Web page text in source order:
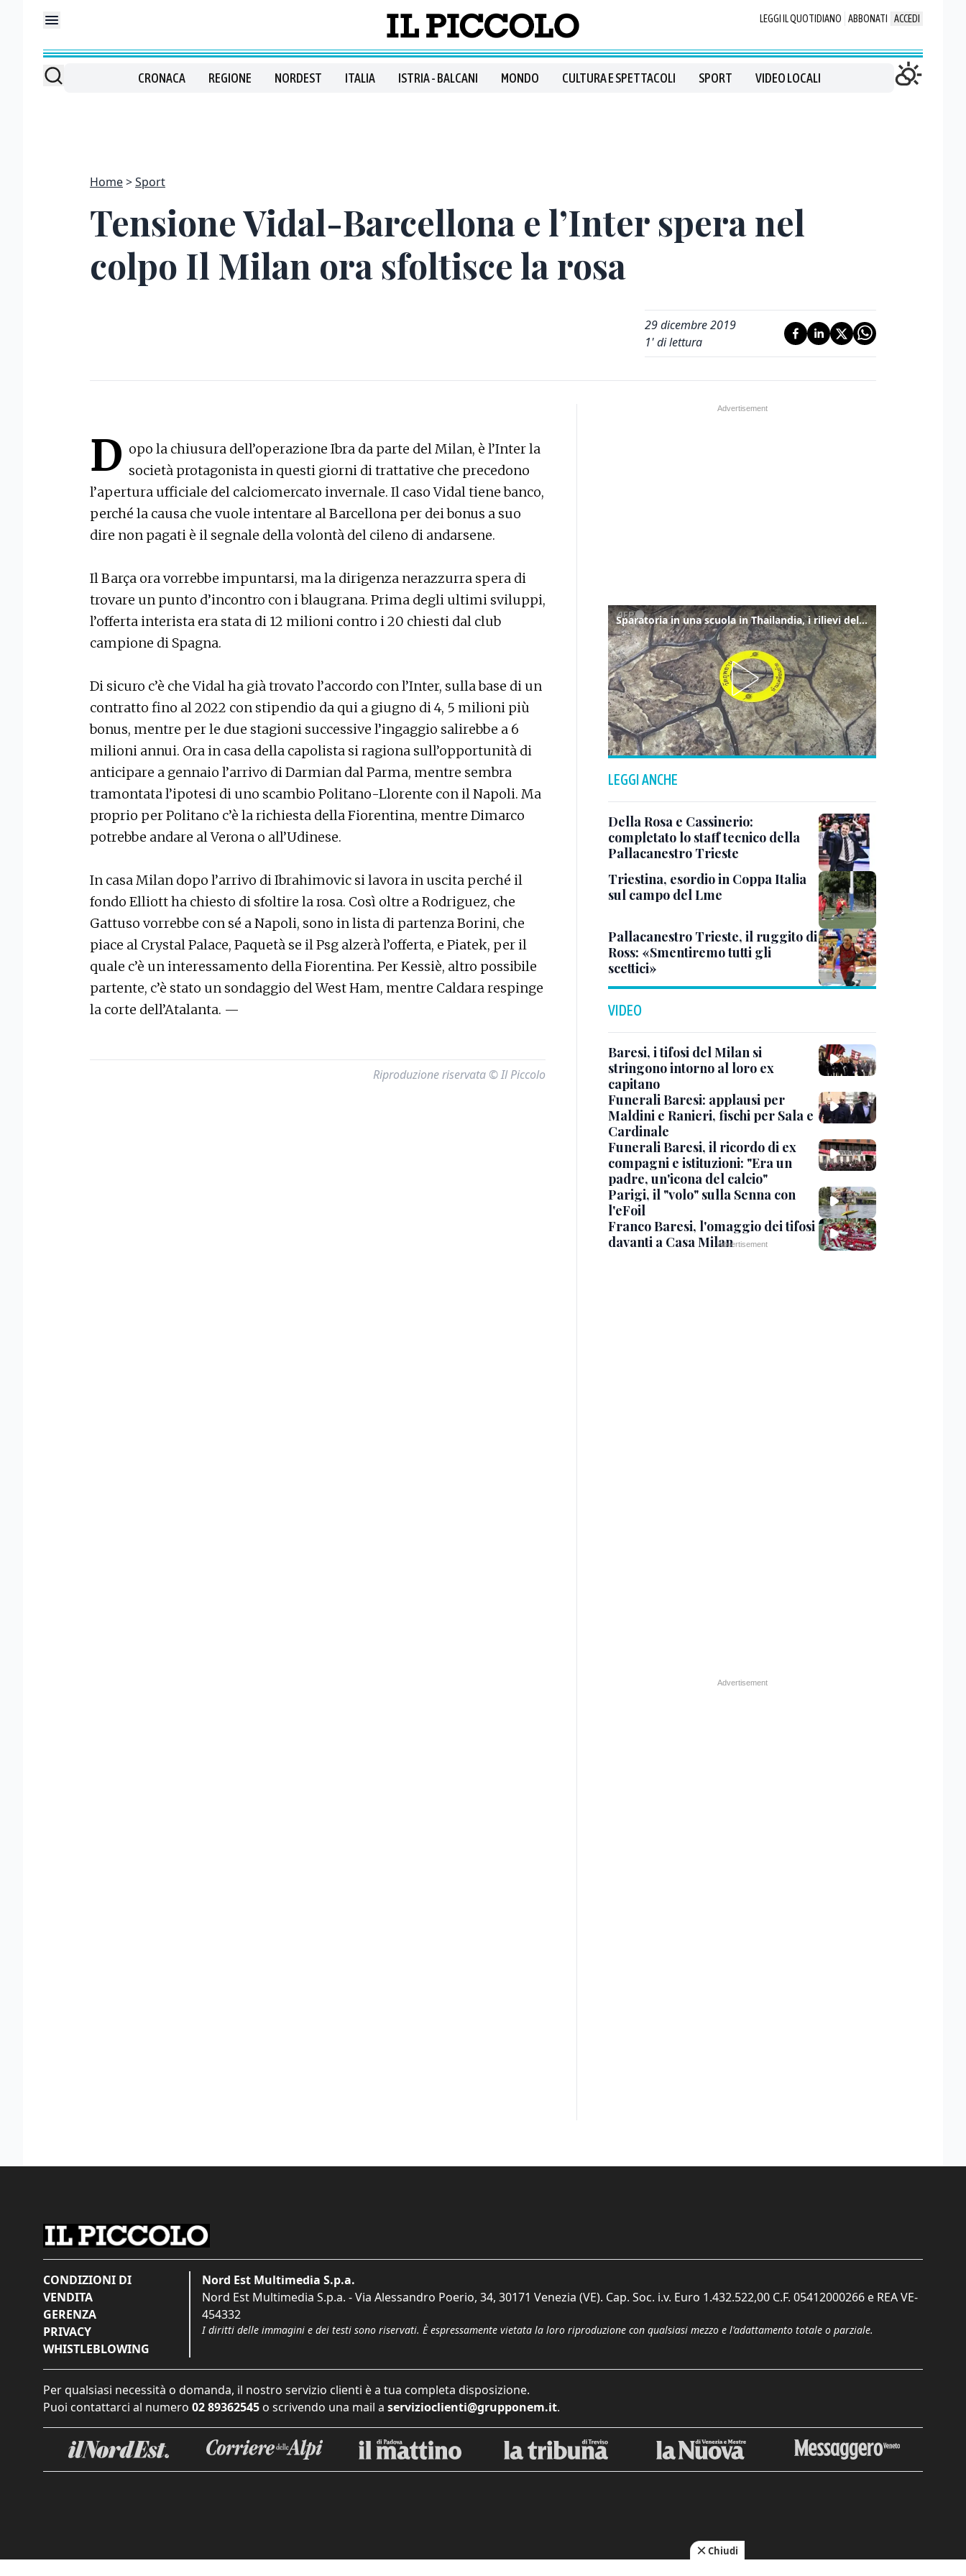
LEGGI IL QUOTIDIANO ABBONATI ACCEDI
CRONACA REGIONE NORDEST ITALIA ISTRIA - BALCANI MONDO CULTURA E SPETTACOLI SPORT VIDEO LOCALI
Home Sport
Tensione Vidal-Barcellona e l’Inter spera nel
colpo Il Milan ora sfoltisce la rosa
29 dicembre 2019
1' di lettura
D opo la chiusura dell’operazione Ibra da parte del Milan, è l’Inter la
società protagonista in questi giorni di trattative che precedono
l’apertura ufficiale del calciomercato invernale. Il caso Vidal tiene banco,
perché la causa che vuole intentare al Barcellona per dei bonus a suo
dire non pagati è il segnale della volontà del cileno di andarsene.
Il Barça ora vorrebbe impuntarsi, ma la dirigenza nerazzurra spera di
trovare un punto d’incontro con i blaugrana. Prima degli ultimi sviluppi,
l’offerta interista era stata di 12 milioni contro i 20 chiesti dal club
campione di Spagna.
Di sicuro c’è che Vidal ha già trovato l’accordo con l’Inter, sulla base di un
contratto fino al 2022 con stipendio da qui a giugno di 4, 5 milioni più
bonus, mentre per le due stagioni successive l’ingaggio salirebbe a 6
milioni annui. Ora in casa della capolista si ragiona sull’opportunità di
anticipare a gennaio l’arrivo di Darmian dal Parma, mentre sembra
tramontata l’ipotesi di uno scambio Politano-Llorente con il Napoli. Ma
proprio per Politano c’è la richiesta della Fiorentina, mentre Dimarco
potrebbe andare al Verona o all’Udinese.
In casa Milan dopo l’arrivo di Ibrahimovic si lavora in uscita perché il
fondo Elliott ha chiesto di sfoltire la rosa. Così oltre a Rodriguez, che
Gattuso vorrebbe con sé a Napoli, sono in lista di partenza Borini, che
piace al Crystal Palace, Paquetà se il Psg alzerà l’offerta, e Piatek, per il
quale c’è un interessamento della Fiorentina. Per Kessiè, altro possibile
partente, c’è stato un sondaggio del West Ham, mentre Caldara respinge
la corte dell’Atalanta. —
Riproduzione riservata © Il Piccolo
Sparatoria in una scuola in Thailandia, i rilievi della polizia
LEGGI ANCHE
Della Rosa e Cassinerio:
completato lo staff tecnico della
Pallacanestro Trieste
Triestina, esordio in Coppa Italia
sul campo del Lme
Pallacanestro Trieste, il ruggito di
Ross: «Smentiremo tutti gli
scettici»
VIDEO
Baresi, i tifosi del Milan si
stringono intorno al loro ex
capitano
Funerali Baresi: applausi per
Maldini e Ranieri, fischi per Sala e
Cardinale
Funerali Baresi, il ricordo di ex
compagni e istituzioni: "Era un
padre, un'icona del calcio"
Parigi, il "volo" sulla Senna con
l'eFoil
Franco Baresi, l'omaggio dei tifosi
davanti a Casa Milan
CONDIZIONI DI
VENDITA
GERENZA
PRIVACY
WHISTLEBLOWING
Nord Est Multimedia S.p.a.
Nord Est Multimedia S.p.a. - Via Alessandro Poerio, 34, 30171 Venezia (VE). Cap. Soc. i.v. Euro 1.432.522,00 C.F. 05412000266 e REA VE-
454332
I diritti delle immagini e dei testi sono riservati. È espressamente vietata la loro riproduzione con qualsiasi mezzo e l'adattamento totale o parziale.
Per qualsiasi necessità o domanda, il nostro servizio clienti è a tua completa disposizione.
Puoi contattarci al numero 02 89362545 o scrivendo una mail a servizioclienti@grupponem.it.
Chiudi